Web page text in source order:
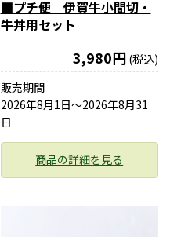
■プチ便 伊賀牛小間切・
牛丼用セット
3,980円 (税込)
販売期間
2026年8月1日〜2026年8月31
日
商品の詳細を見る